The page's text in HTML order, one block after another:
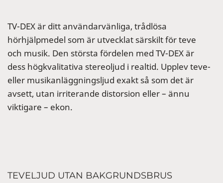
TV-DEX är ditt användarvänliga, trådlösa
hörhjälpmedel som är utvecklat särskilt för teve
och musik. Den största fördelen med TV-DEX är
dess högkvalitativa stereoljud i realtid. Upplev teve-
eller musikanläggningsljud exakt så som det är
avsett, utan irriterande distorsion eller – ännu
viktigare – ekon.
TEVELJUD UTAN BAKGRUNDSBRUS